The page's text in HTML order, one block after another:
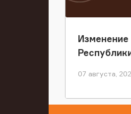
Изменение
07 августа,